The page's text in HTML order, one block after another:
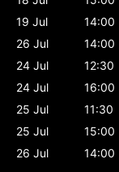
19 Jul
14:00
26 Jul
14:00
24 Jul
12:30
24 Jul
16:00
25 Jul
11:30
25 Jul
15:00
26 Jul
14:00